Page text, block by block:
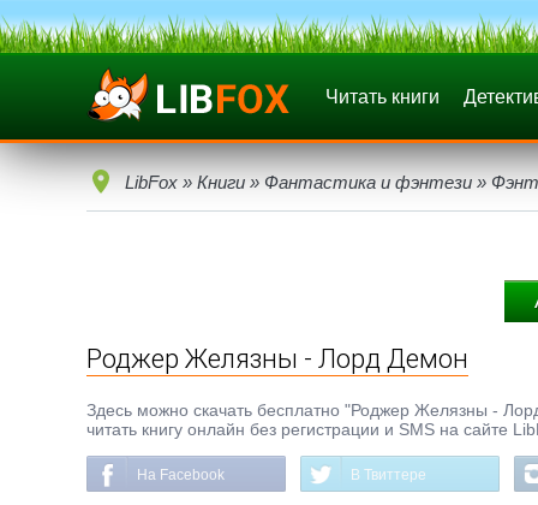
Читать книги
LibFox » Книги » Фантастика и фэнтези »
Роджер Желязны - Лорд Демон
Здесь можно скачать бесплатно "Роджер Желязны -
читать книгу онлайн без регистрации и SMS на сайте
На Facebook В Твиттере